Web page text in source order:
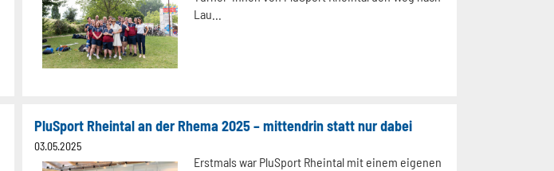
Lau...
PluSport Rheintal an der Rhema 2025 – mittendrin statt nur dabei
03.05.2025
Erstmals war PluSport Rheintal mit einem eigenen